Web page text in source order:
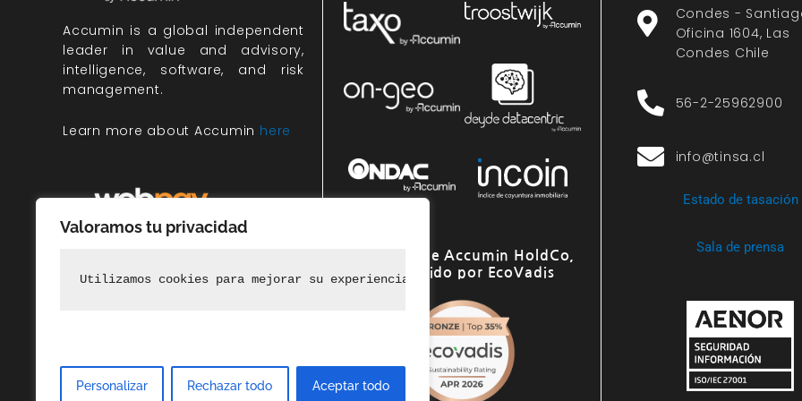
Valoramos tu privacidad
Utilizamos cookies para mejorar su experiencia de navegación, ofrecer anuncios o contenido
Personalizar Rechazar todo Aceptar todo
Accumin is a global independent
leader in value and advisory,
intelligence, software, and risk
management.
Learn more about Accumin here
Miembro de Accumin HoldCo,
reconocido por EcoVadis
Condes -
Oficina 1604, Las
Condes Chile
56-2-25962900
info@tinsa.cl
Estado de tasación
Sala de prensa